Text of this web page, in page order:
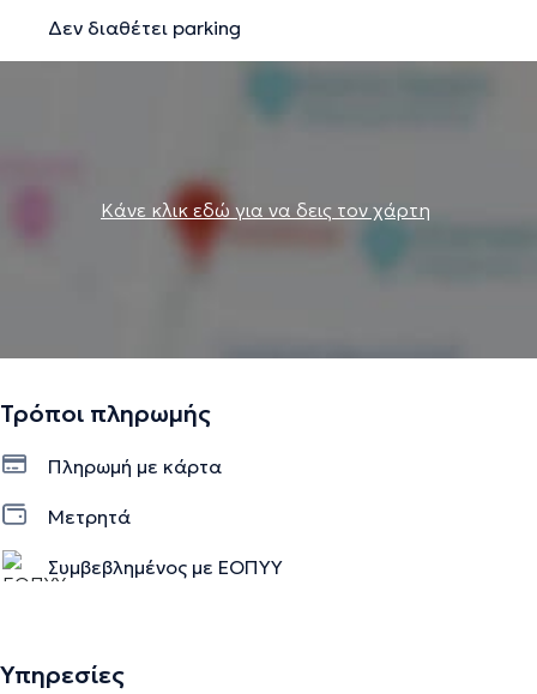
Δεν διαθέτει parking
Κάνε κλικ εδώ για να δεις τον χάρτη
Τρόποι πληρωμής
Πληρωμή με κάρτα
Μετρητά
Συμβεβλημένος με ΕΟΠΥΥ
Υπηρεσίες